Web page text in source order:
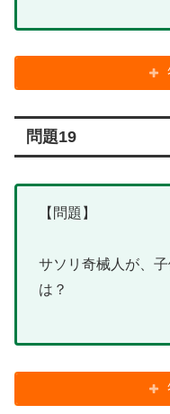
問題19
【問題】
サソリ奇械人が、
は？